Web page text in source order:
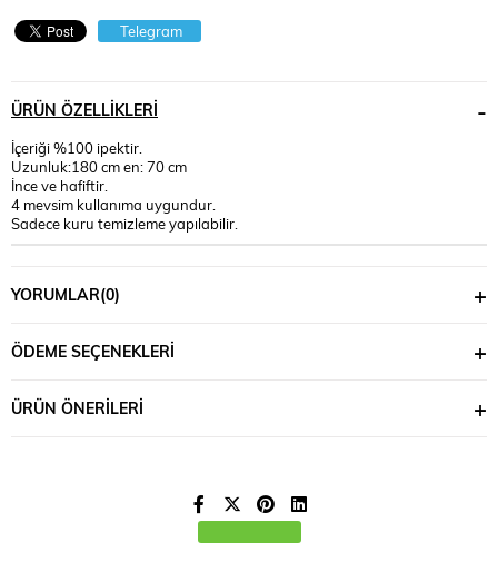
Telegram
ÜRÜN ÖZELLIKLERI
İçeriği %100 ipektir.
Uzunluk:180 cm en: 70 cm
İnce ve hafiftir.
4 mevsim kullanıma uygundur.
Sadece kuru temizleme yapılabilir.
YORUMLAR(0)
ÖDEME SEÇENEKLERI
ÜRÜN ÖNERILERI